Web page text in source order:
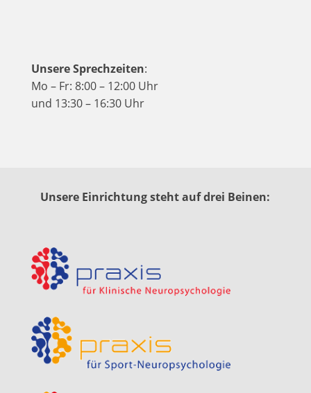
Unsere Sprechzeiten:
Mo – Fr: 8:00 – 12:00 Uhr
und 13:30 – 16:30 Uhr
Unsere Einrichtung steht auf drei Beinen: